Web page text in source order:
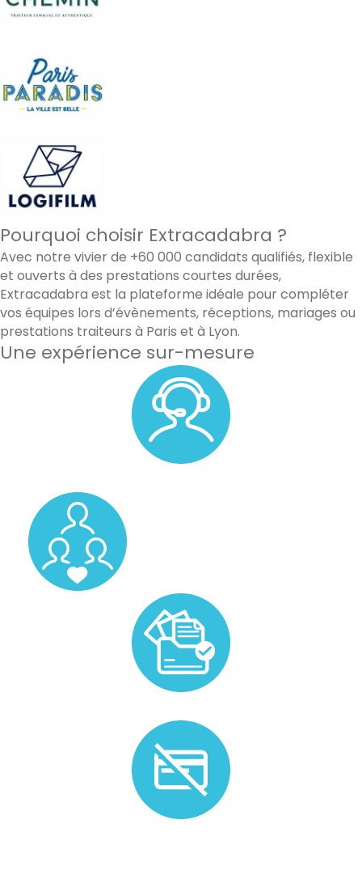
Pourquoi choisir Extracadabra ?
Avec notre vivier de +60 000 candidats qualifiés, flexible
et ouverts à des prestations courtes durées,
Extracadabra est la plateforme idéale pour compléter
vos équipes lors d’évènements, réceptions, mariages ou
prestations traiteurs à Paris et à Lyon.
Une expérience sur-mesure